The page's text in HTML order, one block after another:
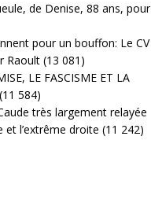
de Denise, 88 ans, pour
pour un bouffon: Le CV
Raoult (13 081)
LE FASCISME ET LA
(11 584)
très largement relayée
l’extrême droite (11 242)